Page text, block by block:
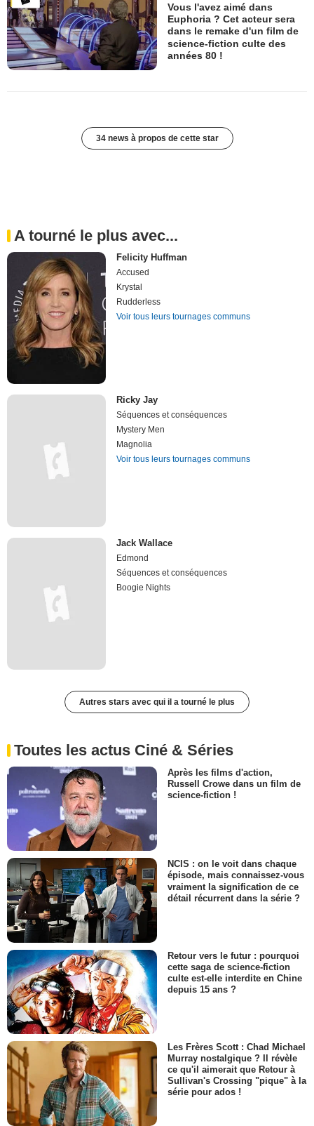
Vous l'avez aimé dans
Euphoria ? Cet acteur sera
dans le remake d'un film de
science-fiction culte des
années 80 !
34 news à propos de cette star
A tourné le plus avec...
Felicity Huffman
Accused
Krystal
Rudderless
Voir tous leurs tournages communs
Ricky Jay
Séquences et conséquences
Mystery Men
Magnolia
Voir tous leurs tournages communs
Jack Wallace
Edmond
Séquences et conséquences
Boogie Nights
Autres stars avec qui il a tourné le plus
Toutes les actus Ciné & Séries
Après les films d'action,
Russell Crowe dans un film de
science-fiction !
NCIS : on le voit dans chaque
épisode, mais connaissez-vous
vraiment la signification de ce
détail récurrent dans la série ?
Retour vers le futur : pourquoi
cette saga de science-fiction
culte est-elle interdite en Chine
depuis 15 ans ?
Les Frères Scott : Chad Michael
Murray nostalgique ? Il révèle
ce qu'il aimerait que Retour à
Sullivan's Crossing "pique" à la
série pour ados !